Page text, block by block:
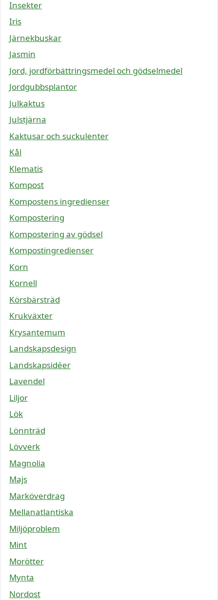
Insekter
Iris
Järnekbuskar
Jasmin
Jord, jordförbättringsmedel och gödselmedel
Jordgubbsplantor
Julkaktus
Julstjärna
Kaktusar och suckulenter
Kål
Klematis
Kompost
Kompostens ingredienser
Kompostering
Kompostering av gödsel
Kompostingredienser
Korn
Kornell
Körsbärsträd
Krukväxter
Krysantemum
Landskapsdesign
Landskapsidéer
Lavendel
Liljor
Lök
Lönnträd
Lövverk
Magnolia
Majs
Marköverdrag
Mellanatlantiska
Miljöproblem
Mint
Morötter
Mynta
Nordost